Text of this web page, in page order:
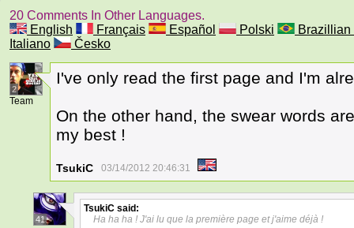
20 Comments In Other Languages.
English
Français Español Polski
Brazillian
Italiano
Česko
2
Team
I've only read the first page and I'm
On the other hand, the swear words
my best !
TsukiC 03/14/2012 20:46:31
41
TsukiC said:
Ha ha ha ! J'ai lu que la première page et j'aime déjà !